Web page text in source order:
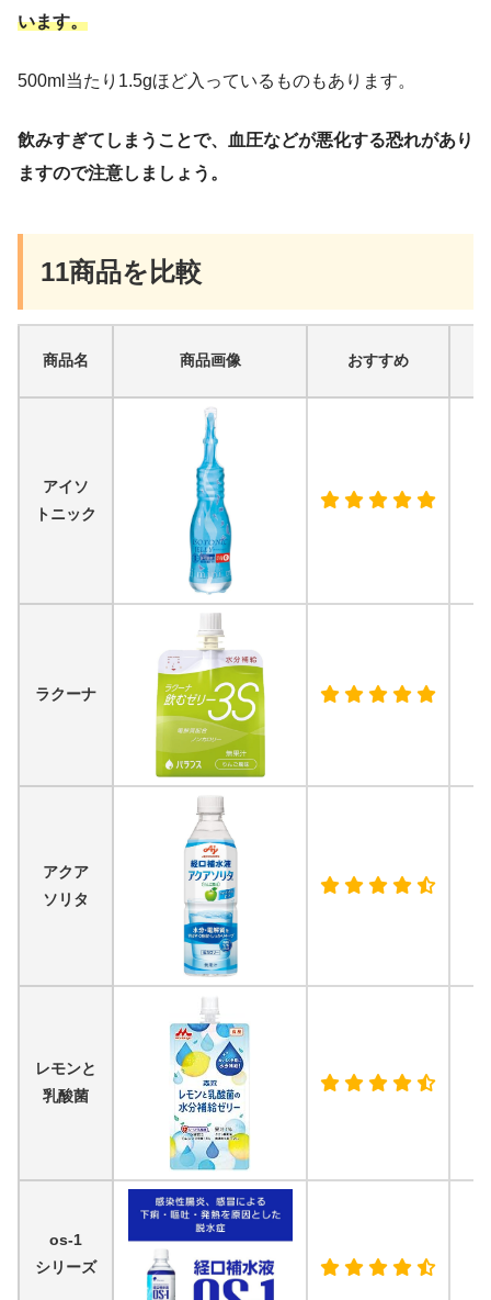
います。
500ml当たり1.5gほど入っているものもあります。
飲みすぎてしまうことで、血圧などが悪化する恐れがあり
ますので注意しましょう。
11商品を比較
商品名 商品画像 おすすめ
アイソ
トニック
ラクーナ
アクア
ソリタ
レモンと
乳酸菌
os-1
シリーズ